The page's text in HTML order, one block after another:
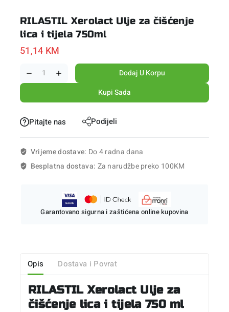
RILASTIL Xerolact Ulje za čišćenje
lica i tijela 750ml
51,14 KM
Dodaj U Korpu
Kupi Sada
Pitajte nas Podijeli
Vrijeme dostave: Do 4 radna dana
Besplatna dostava: Za narudžbe preko 100KM
Garantovano sigurna i zaštićena online kupovina
Opis Dostava i Povrat
RILASTIL Xerolact Ulje za
čišćenje lica i tijela 750 ml